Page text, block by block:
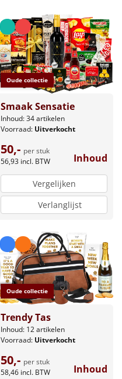
Oude collectie
Smaak Sensatie
Inhoud: 34 artikelen
Voorraad: Uitverkocht
50,- per stuk
56,93 incl. BTW Inhoud
Vergelijken
Verlanglijst
Oude collectie
Trendy Tas
Inhoud: 12 artikelen
Voorraad: Uitverkocht
50,- per stuk
58,46 incl. BTW Inhoud